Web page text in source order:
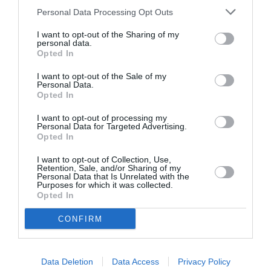
Personal Data Processing Opt Outs
I want to opt-out of the Sharing of my
personal data.
Opted In
I want to opt-out of the Sale of my
Personal Data.
Opted In
I want to opt-out of processing my
Personal Data for Targeted Advertising.
Opted In
I want to opt-out of Collection, Use,
Retention, Sale, and/or Sharing of my
Personal Data that Is Unrelated with the
Purposes for which it was collected.
Opted In
CONFIRM
Data Deletion Data Access Privacy Policy
DERNIERS COMMENTAIRES
atplhkta commenté l'article :
Contrôles aux frontières entre l’Espagne et l’Italie : des
arrivées plus longues, des correspondances à risque
Manfoua commenté l'article :
une saison record malgré le contexte géopolitique
Airbus A380 Dubai emirates airlines New York